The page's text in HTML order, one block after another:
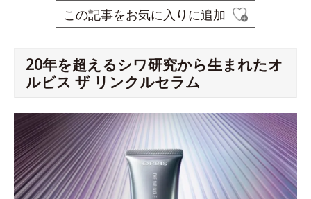
この記事をお気に入りに追加
20年を超えるシワ研究から生まれたオ
ルビス ザ リンクルセラム